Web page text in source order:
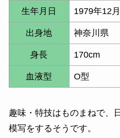
生年月日 1979年12
出身地 神奈川県
身長 170cm
血液型 O型
趣味・特技はものまねで、
模写をするそうです。